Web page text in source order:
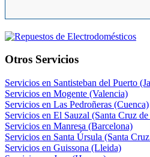
Otros Servicios
Servicios en Santisteban del Puerto
Servicios en Mogente (Valencia)
Servicios en Las Pedroñeras (Cuenca)
Servicios en El Sauzal (Santa Cruz
Servicios en Manresa (Barcelona)
Servicios en Santa Úrsula (Santa
Servicios en Guissona (Lleida)